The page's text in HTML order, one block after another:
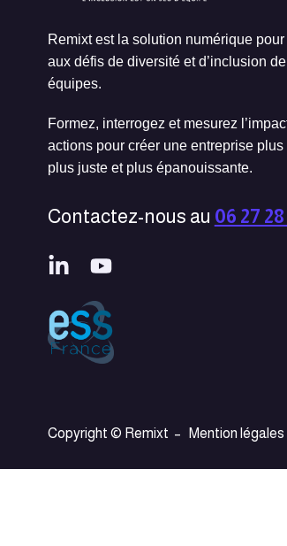
Remixt est la solution numérique
aux défis de diversité et d’inclusion
équipes.
Formez, interrogez et mesurez
actions pour créer une entreprise
plus juste et plus épanouissante.
Contactez-nous au 06 27
Copyright © Remixt – Mention